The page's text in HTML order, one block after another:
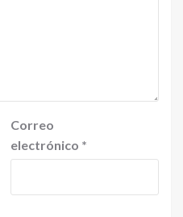
Correo
electrónico *